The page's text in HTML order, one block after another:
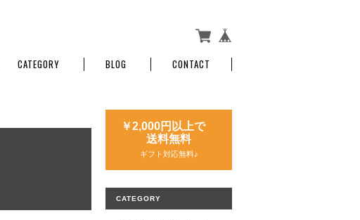
CATEGORY BLOG CONTACT
￥2,000円以上で
送料無料
ギフト対応無料♪
CATEGORY